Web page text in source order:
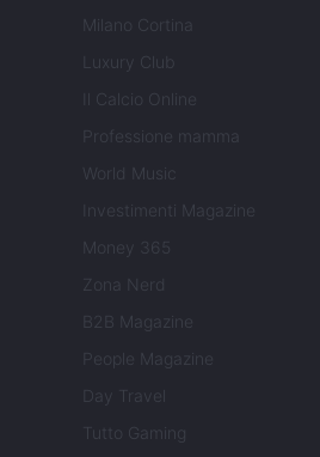
Milano Cortina
Luxury Club
Il Calcio Online
Professione mamma
World Music
Investimenti Magazine
Money 365
Zona Nerd
B2B Magazine
People Magazine
Day Travel
Tutto Gaming